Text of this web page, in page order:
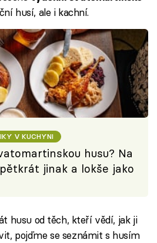
husí, ale i kachní.
V KUCHYNI
husu? Na
jinak a lokše jako
husu od těch, kteří vědí, jak ji
pojďme se seznámit s husím